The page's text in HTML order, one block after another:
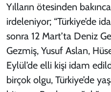
Yılların ötesinden
irdeleniyor; “Türkiye’de
sonra 12 Mart’ta Deniz
Gezmiş, Yusuf Aslan,
Eylül’de elli kişi idam
birçok olgu, Türkiye’de